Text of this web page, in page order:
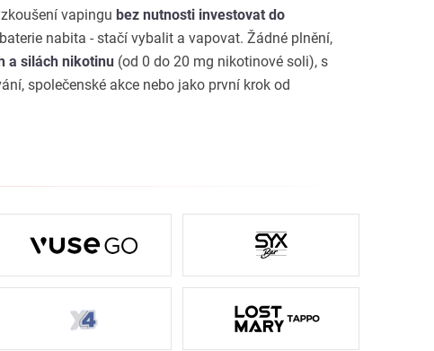
vapingu bez nutnosti investovat do
nabita - stačí vybalit a vapovat. Žádné plnění,
a silách nikotinu (od 0 do 20 mg nikotinové soli), s
společenské akce nebo jako první krok od